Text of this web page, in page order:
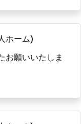
ホーム)
お願いいたしま